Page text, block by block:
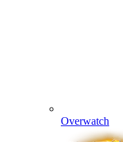
Overwatch